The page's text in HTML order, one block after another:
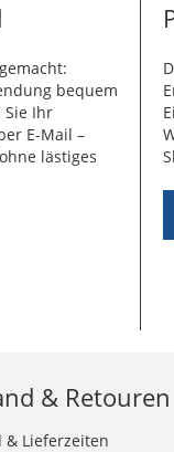
bequem
Ihr
E-Mail –
lästiges
& Retouren
& Lieferzeiten